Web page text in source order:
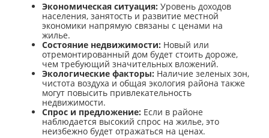
Экономическая ситуация: Уровень доходов
населения, занятость и развитие местной
экономики напрямую связаны с ценами на
жилье.
Состояние недвижимости: Новый или
отремонтированный дом будет стоить дороже,
чем требующий значительных вложений.
Экологические факторы: Наличие зеленых зон,
чистота воздуха и общая экология района также
могут повысить привлекательность
недвижимости.
Спрос и предложение: Если в районе
наблюдается высокий спрос на жилье, это
неизбежно будет отражаться на ценах.